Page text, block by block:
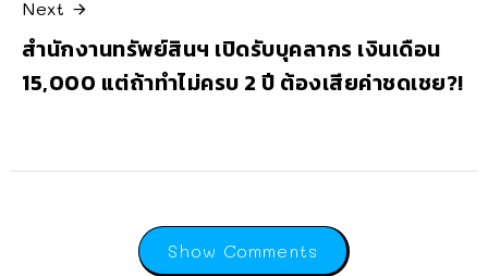
Next
สำนักงานทรัพย์สินฯ เปิดรับบุคลากร เงินเดือน
15,000 แต่ถ้าทำไม่ครบ 2 ปี ต้องเสียค่าชดเชย?!
Show Comments